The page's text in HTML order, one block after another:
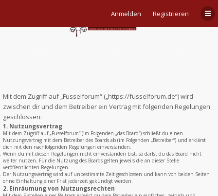
Anmelden Registrieren
Mit dem Zugriff auf „Fusselforum“ („https://fusselforum.de“) wird
zwischen dir und dem Betreiber ein Vertrag mit folgenden Regelungen
geschlossen:
1. Nutzungsvertrag
Mit dem Zugriff auf „Fusselforum“ (im Folgenden „das Board“) schließt du einen
Nutzungsvertrag mit dem Betreiber des Boards ab (im Folgenden „Betreiber“) und erklärst
dich mit den nachfolgenden Regelungen einverstanden.
Wenn du mit diesen Regelungen nicht einverstanden bist, so darfst du das Board nicht
weiter nutzen. Für die Nutzung des Boards gelten jeweils die an dieser Stelle
veröffentlichten Regelungen.
Der Nutzungsvertrag wird auf unbestimmte Zeit geschlossen und kann von beiden Seiten
ohne Einhaltung einer Frist jederzeit gekündigt werden.
2. Einräumung von Nutzungsrechten